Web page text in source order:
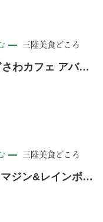
三陸美食どころ
やぎさわカフェ アバッセたかた店 ＜陸前高田市＞
三陸美食どころ
h.イマジン&レインボーサライ ＜陸前高田市＞